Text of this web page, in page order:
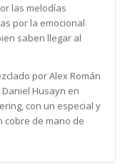
las melodías
por la emocional
saben llegar al
por Alex Román
Husayn en
con un especial y
cobre de mano de